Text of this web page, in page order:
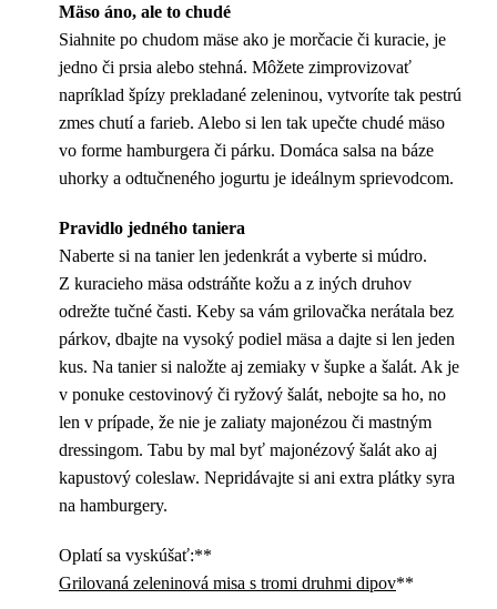
Mäso áno, ale to chudé
Siahnite po chudom mäse ako je morčacie či kuracie, je
jedno či prsia alebo stehná. Môžete zimprovizovať
napríklad špízy prekladané zeleninou, vytvoríte tak pestrú
zmes chutí a farieb. Alebo si len tak upečte chudé mäso
vo forme hamburgera či párku. Domáca salsa na báze
uhorky a odtučneného jogurtu je ideálnym sprievodcom.
Pravidlo jedného taniera
Naberte si na tanier len jedenkrát a vyberte si múdro.
Z kuracieho mäsa odstráňte kožu a z iných druhov
odrežte tučné časti. Keby sa vám grilovačka nerátala bez
párkov, dbajte na vysoký podiel mäsa a dajte si len jeden
kus. Na tanier si naložte aj zemiaky v šupke a šalát. Ak je
v ponuke cestovinový či ryžový šalát, nebojte sa ho, no
len v prípade, že nie je zaliaty majonézou či mastným
dressingom. Tabu by mal byť majonézový šalát ako aj
kapustový coleslaw. Nepridávajte si ani extra plátky syra
na hamburgery.
Oplatí sa vyskúšať:**
Grilovaná zeleninová misa s tromi druhmi dipov**